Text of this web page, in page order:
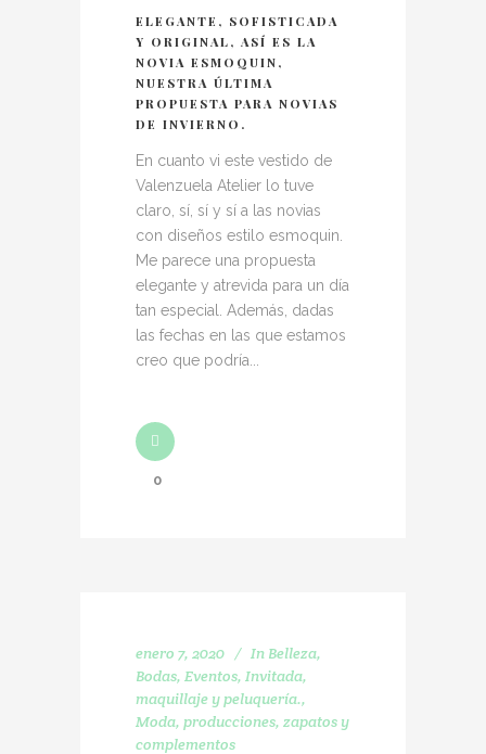
ELEGANTE, SOFISTICADA
Y ORIGINAL, ASÍ ES LA
NOVIA ESMOQUIN,
NUESTRA ÚLTIMA
PROPUESTA PARA NOVIAS
DE INVIERNO.
En cuanto vi este vestido de
Valenzuela Atelier lo tuve
claro, sí, sí y sí a las novias
con diseños estilo esmoquin.
Me parece una propuesta
elegante y atrevida para un día
tan especial. Además, dadas
las fechas en las que estamos
creo que podría...
0
enero 7, 2020 In Belleza,
Bodas, Eventos, Invitada,
maquillaje y peluquería.,
Moda, producciones, zapatos y
complementos